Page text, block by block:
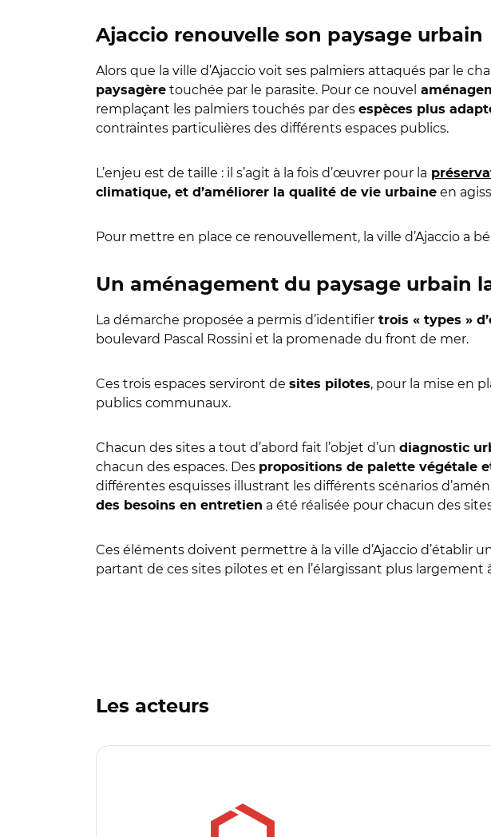
Ajaccio renouvelle son paysage urbain
Alors que la ville d’Ajaccio voit ses palmiers attaqués par le
paysagère touchée par le parasite. Pour ce nouvel
remplaçant les palmiers touchés par des espèces plus
contraintes particulières des différents espaces publics.
L’enjeu est de taille : il s’agit à la fois d’œuvrer pour la
climatique, et d’améliorer la qualité de vie urbaine en
Pour mettre en place ce renouvellement, la ville d’Ajaccio a
Un aménagement du paysage urbain
La démarche proposée a permis d’identifier trois « types »
boulevard Pascal Rossini et la promenade du front de mer.
Ces trois espaces serviront de sites pilotes, pour la mise en
publics communaux.
Chacun des sites a tout d’abord fait l’objet d’un diagnostic
chacun des espaces. Des propositions de palette végétale
différentes esquisses illustrant les différents scénarios
des besoins en entretien a été réalisée pour chacun des
Ces éléments doivent permettre à la ville d’Ajaccio d’établir
partant de ces sites pilotes et en l’élargissant plus largement
Les acteurs